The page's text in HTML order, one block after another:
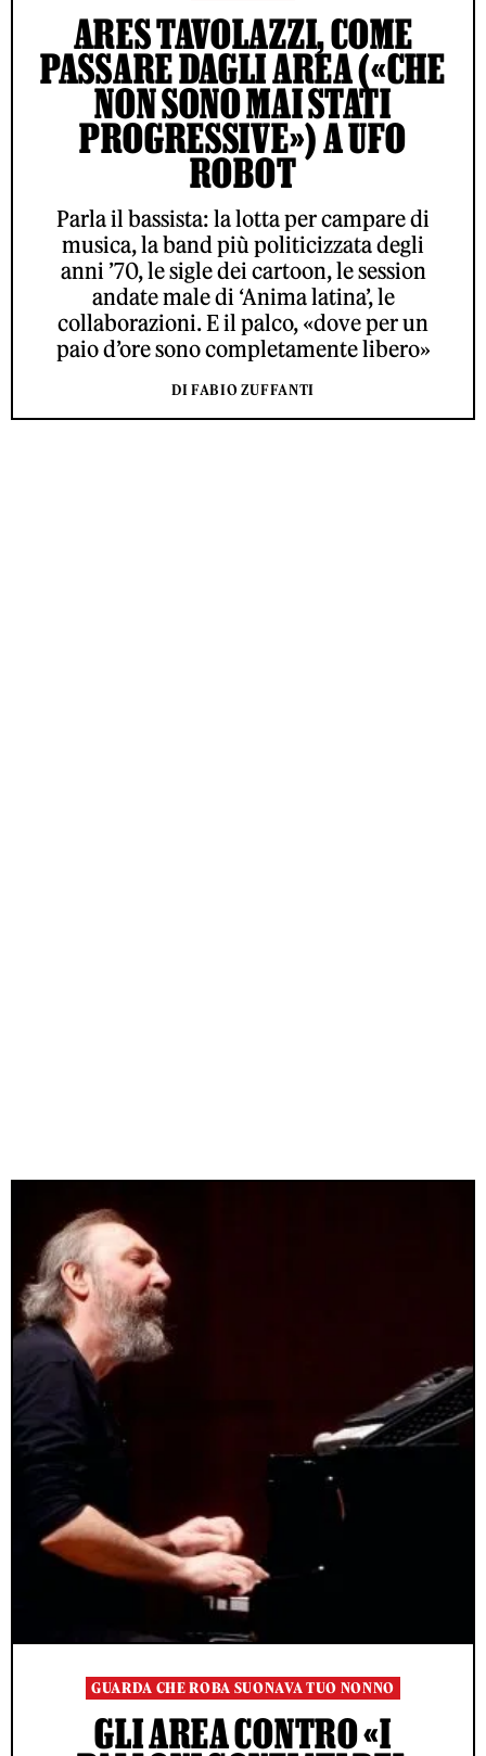
ARES TAVOLAZZI, COME
PASSARE DAGLI AREA («CHE
NON SONO MAI STATI
PROGRESSIVE») A UFO
ROBOT
Parla il bassista: la lotta per campare di
musica, la band più politicizzata degli
anni ’70, le sigle dei cartoon, le session
andate male di ‘Anima latina’, le
collaborazioni. E il palco, «dove per un
paio d’ore sono completamente libero»
DI FABIO ZUFFANTI
GUARDA CHE ROBA SUONAVA TUO NONNO
GLI AREA CONTRO «I